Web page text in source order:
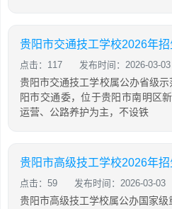
贵阳市交通技工学校2026年
点击：117 发布时间：2026-03-03
贵阳市交通技工学校属公办省级
阳市交通委，位于贵阳市南明区
运营、公路养护为主，不设铁
贵阳市高级技工学校2026年
点击：59 发布时间：2026-03-03
贵阳市高级技工学校属公办国家